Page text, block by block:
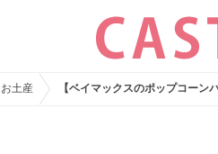
土産 【ベイマックスのポップコーン